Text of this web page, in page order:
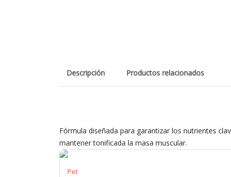
Descripción Productos relacionados
Fórmula diseñada para garantizar los nutrientes
mantener tonificada la masa muscular.
Pet